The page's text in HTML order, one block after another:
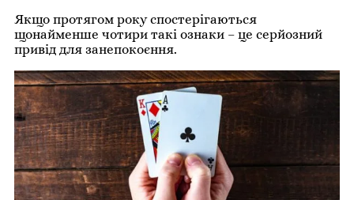
Якщо протягом року спостерігаються
щонайменше чотири такі ознаки – це серйозний
привід для занепокоєння.